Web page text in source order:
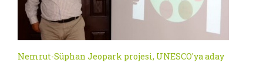
Nemrut-Süphan Jeopark projesi, UNESCO'ya aday